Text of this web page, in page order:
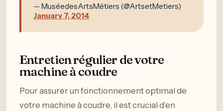
— MuséedesArtsMétiers (@ArtsetMetiers)
January 7, 2014
Entretien régulier de votre
machine à coudre
Pour assurer un fonctionnement optimal de
votre machine à coudre, il est crucial d’en